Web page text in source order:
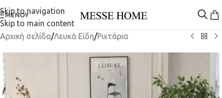
Skip to navigation
Skip to main content
ΜΕΝΟΎ
Αρχική σελίδα/Λευκά Είδη/Ριχτάρια